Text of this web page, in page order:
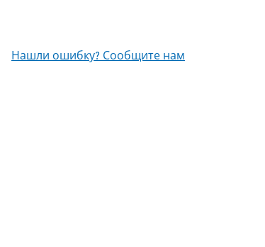
Нашли ошибку? Сообщите нам